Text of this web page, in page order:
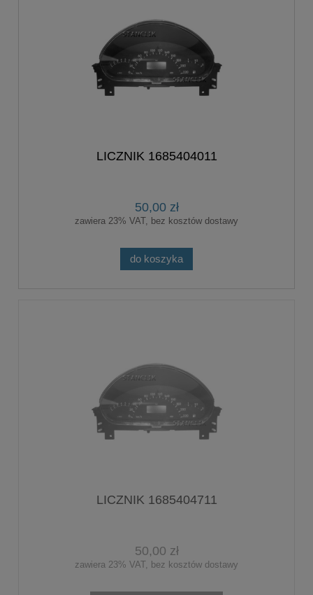
LICZNIK 1685404011
50,00 zł
zawiera 23% VAT, bez kosztów dostawy
do koszyka
LICZNIK 1685404711
50,00 zł
zawiera 23% VAT, bez kosztów dostawy